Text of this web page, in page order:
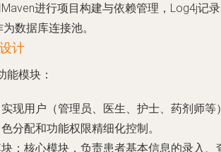
Maven进行项目构建与依赖管理，Log4j记
数据库连接池。
计
能模块：
实现用户（管理员、医生、护士、药剂师等
分配和功能权限精细化控制。
：核心模块，负责患者基本信息的录入、